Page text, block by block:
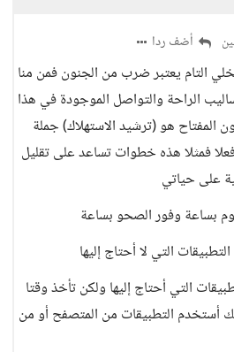
أضف ردا
التام يعتبر ضرب من الجنون فمن منا
الراحة والتواصل الموجودة في هذا
المفتاح هو (ترشيد الاستهلاك) جملة
فعلا فمثلا هذه خطوات تساعد على تقليل
على حياتي
بساعة وفور الصحو بساعة
التي لا أحتاج إليها
التي أحتاج إليها ولكن تأخذ وقتا
أستخدم التطبيقات من المتصفح أو من